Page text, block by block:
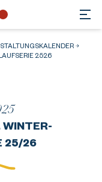
2526
25/26